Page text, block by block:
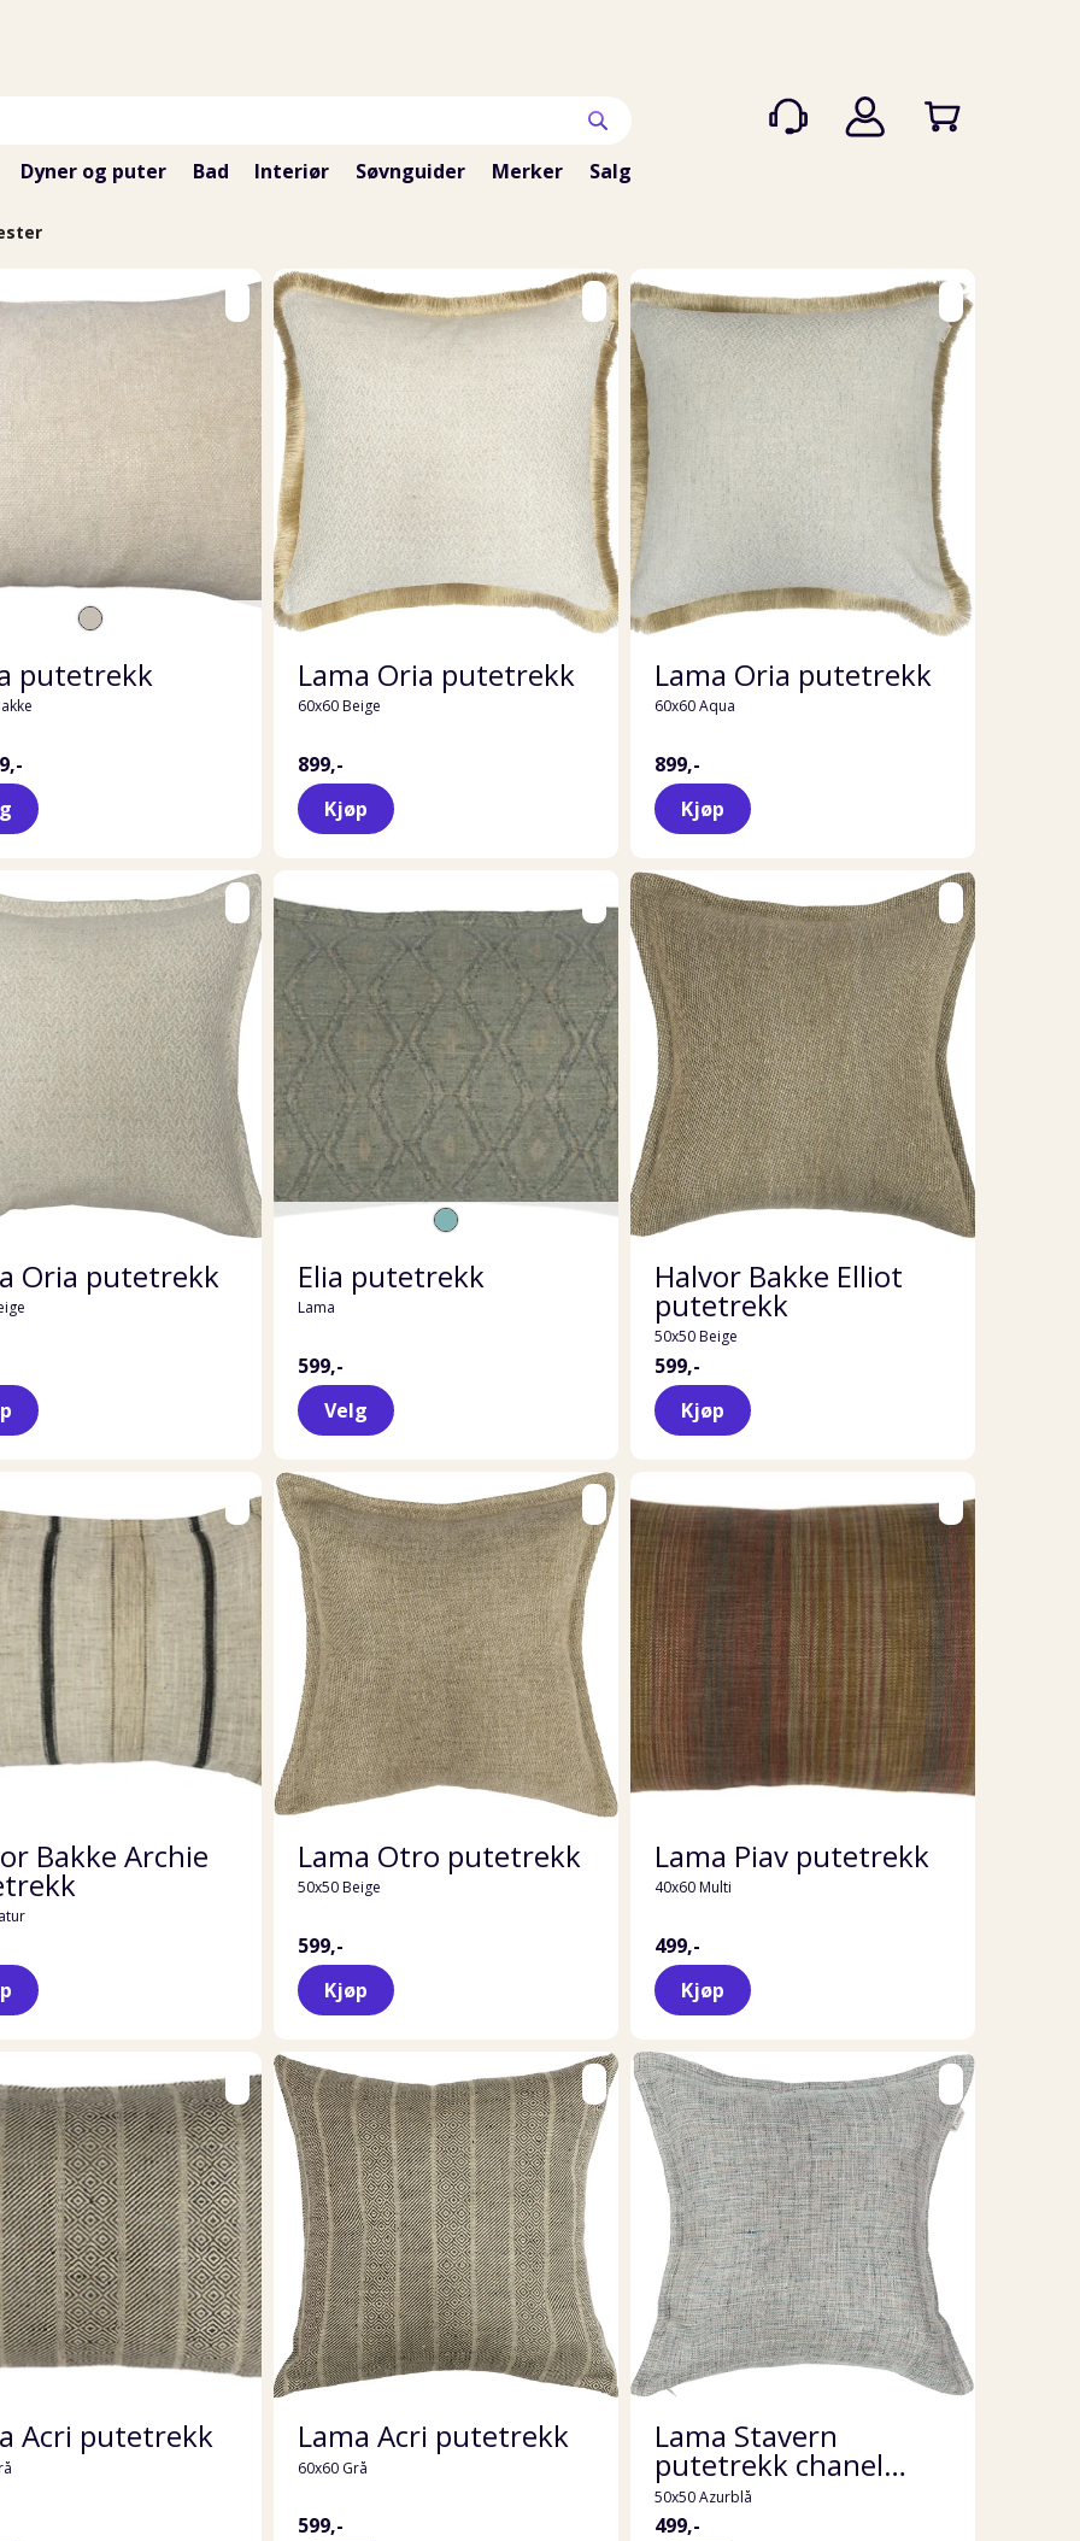
Dyner og puter Bad Interiør Søvnguider Merker Salg
putetrekk Lama Oria putetrekk
60x60 Beige
899,-
Kjøp
Lama Oria putetrekk
60x60 Aqua
899,-
Kjøp
Oria putetrekk Elia putetrekk
Lama
599,-
Velg
Halvor Bakke Elliot
putetrekk
50x50 Beige
599,-
Kjøp
Bakke Archie Lama Otro putetrekk
50x50 Beige
599,-
Kjøp
Lama Piav putetrekk
40x60 Multi
499,-
Kjøp
Acri putetrekk Lama Acri putetrekk
60x60 Grå
599,-
Lama Stavern
putetrekk chanel
veving
50x50 Azurblå
499,-